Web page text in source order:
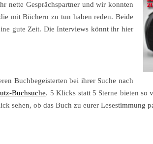
nette Gesprächspartner und wir konnten
mit Büchern zu tun haben reden. Beide
gute Zeit. Die Interviews könnt ihr hier
Buchbegeisterten bei ihrer Suche nach
Buchsuche. 5 Klicks statt 5 Sterne bieten so
sehen, ob das Buch zu eurer Lesestimmung